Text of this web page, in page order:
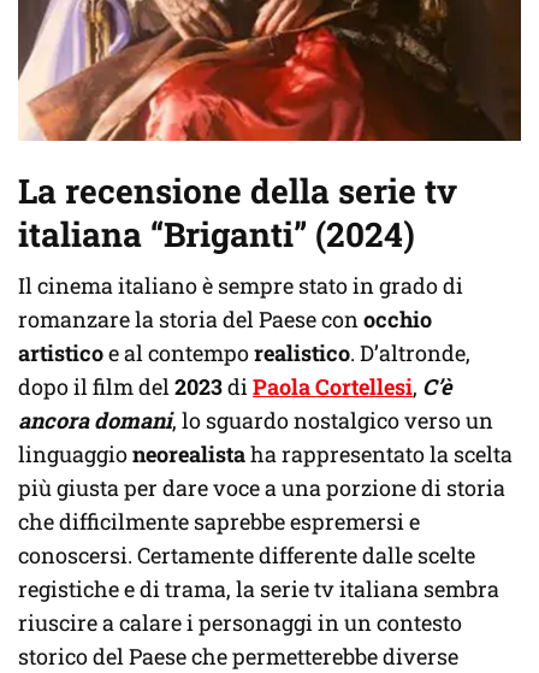
La recensione della serie tv
italiana “Briganti” (2024)
Il cinema italiano è sempre stato in grado di
romanzare la storia del Paese conocchio
artisticoe al contemporealistico. D’altronde,
dopo il film del2023diPaola Cortellesi, C’è
ancora domani, lo sguardo nostalgico verso un
linguaggioneorealistaha rappresentato la scelta
più giusta per dare voce a una porzione di storia
che difficilmente saprebbe espremersi e
conoscersi. Certamente differente dalle scelte
registiche e di trama, la serie tv italiana sembra
riuscire a calare i personaggi in un contesto
storico del Paese che permetterebbe diverse